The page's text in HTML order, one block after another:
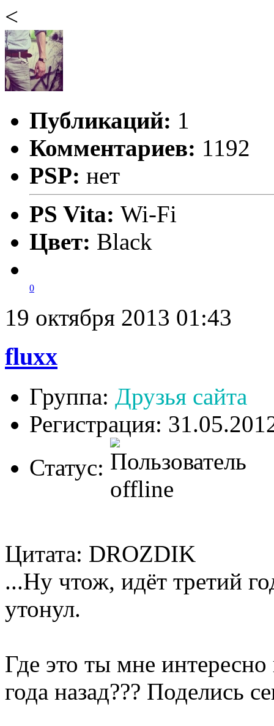
<
Публикаций: 1
Комментариев: 1192
PSP: нет
PS Vita: Wi-Fi
Цвет: Black
0
19 октября 2013 01:43
fluxx
Группа: Друзья сайта
Регистрация:
Статус:
Цитата: DROZDIK
...Ну чтож, идёт третий
утонул.
Где это ты мне
года назад??? Поделись